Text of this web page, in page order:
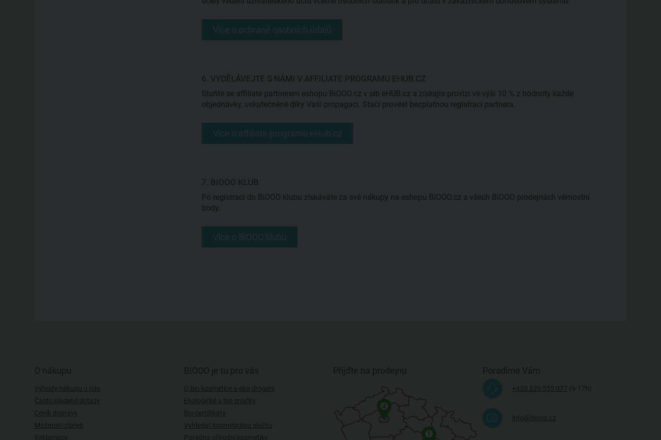
Více o ochraně osobních údajů
6. VYDĚLÁVEJTE S NÁMI V AFFILIATE PROGRAMU EHUB.CZ
Staňte se affiliate partnerem eshopu BiOOO.cz v síti eHUB.cz a získejte provizi ve výši 10 % z hodnoty každé
objednávky, uskutečněné díky Vaší propagaci. Stačí provést bezplatnou registraci partnera.
Více o affiliate programu eHub.cz
7. BIOOO KLUB
Po registraci do BiOOO klubu získáváte za své nákupy na eshopu BiOOO.cz a všech BiOOO prodejnách věrnostní
body.
Více o BiOOO klubu
O nákupu
Výhody nákupu u nás
Často kladené dotazy
Ceník dopravy
Možnosti plateb
Reklamace
BIOOO je tu pro vás
O bio kosmetice a eko drogerii
Ekologické a bio značky
Bio certifikáty
Vyhledat kosmetickou složku
Poradna přírodní kosmetiky
Přijďte na prodejnu
1
4
Poradíme Vám
+420 220 555 077 (9-17h)
info@biooo.cz